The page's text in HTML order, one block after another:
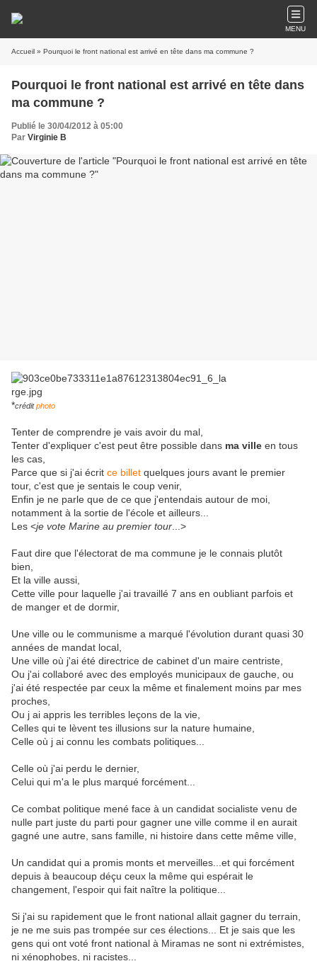
MENU
Accueil » Pourquoi le front national est arrivé en tête dans ma commune ?
Pourquoi le front national est arrivé en tête dans
ma commune ?
Publié le 30/04/2012 à 05:00
Par Virginie B
*créditphoto
Tenter de comprendre je vais avoir du mal,
Tenter d'expliquer c'est peut être possible dans ma ville en tous
les cas,
Parce que si j'ai écrit ce billet quelques jours avant le premier
tour, c'est que je sentais le coup venir,
Enfin je ne parle que de ce que j'entendais autour de moi,
notamment à la sortie de l'école et ailleurs...
Les <je vote Marine au premier tour ...>
Faut dire que l'électorat de ma commune je le connais plutôt
bien,
Et la ville aussi,
Cette ville pour laquelle j'ai travaillé 7 ans en oubliant parfois et
de manger et de dormir,
Une ville ou le communisme a marqué l'évolution durant quasi 30
années de mandat local,
Une ville où j'ai été directrice de cabinet d'un maire centriste,
Ou j'ai collaboré avec des employés municipaux de gauche, ou
j'ai été respectée par ceux la même et finalement moins par mes
proches,
Ou j ai appris les terribles leçons de la vie,
Celles qui te lèvent tes illusions sur la nature humaine,
Celle où j ai connu les combats politiques...
Celle où j'ai perdu le dernier,
Celui qui m'a le plus marqué forcément...
Ce combat politique mené face à un candidat socialiste venu de
nulle part juste du parti pour gagner une ville comme il en aurait
gagné une autre, sans famille, ni histoire dans cette même ville,
Un candidat qui a promis monts et merveilles...et qui forcément
depuis à beaucoup déçu ceux la même qui espérait le
changement, l'espoir qui fait naître la politique...
Si j'ai su rapidement que le front national allait gagner du terrain,
je ne me suis pas trompée sur ces élections... Et je sais que les
gens qui ont voté front national à Miramas ne sont ni extrémistes,
ni xénophobes, ni racistes...